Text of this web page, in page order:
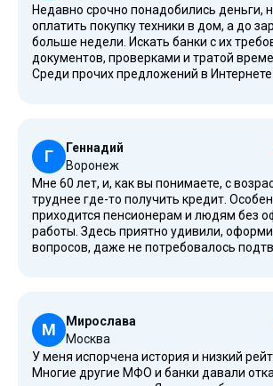
Недавно срочно понадобились деньги,
оплатить покупку техники в дом, а до
больше недели. Искать банки с их
документов, проверками и тратой
Среди прочих предложений в Интернете
через 10 минут деньги поступили на
потом я уже вывел их наличными. Всё
договор чёткий, условия понятные,
минимальная. Для погашения
банковским переводом. Рад, что есть
сервисы. Рекомендую всем, кто ищет
имеющий высокое качество.
Г
Геннадий
Воронеж
Мне 60 лет, и, как вы понимаете, с
труднее где-то получить кредит.
приходится пенсионерам и людям без
работы. Здесь приятно удивили,
вопросов, даже не потребовалось
телефону, оформили быстро. Я изучил
до оформления, оказалось, что это
проверенных компаний на рынке.
воспользуюсь.
М
Мирослава
Москва
У меня испорчена история и низкий
Многие другие МФО и банки давали